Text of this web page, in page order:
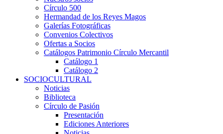
Círculo 500
Hermandad de los Reyes Magos
Galerías Fotográficas
Convenios Colectivos
Ofertas a Socios
Catálogos Patrimonio Círculo Mercantil
Catálogo 1
Catálogo 2
SOCIOCULTURAL
Noticias
Biblioteca
Círculo de Pasión
Presentación
Ediciones Anteriores